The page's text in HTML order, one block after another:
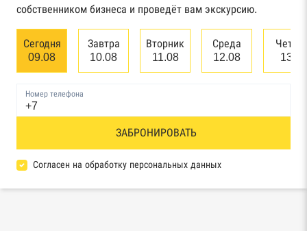
арбитражного суда
Единый федеральный реестр сведений о
банкротстве юридических лиц
банкротстве физических лиц
Реестр товарных знаков и знаков обслуживания
Роспатента
собственником бизнеса и проведёт вам экскурсию.
Сегодня
09.08
Завтра
10.08
Вторник
11.08
Среда
12.08
13.08
Номер телефона
ЗАБРОНИРОВАТЬ
Согласен на обработку персональных данных